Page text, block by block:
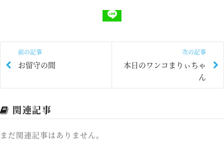
前の記事
お留守の間
次の記事
本日のワンコまりぃちゃ
ん
関連記事
まだ関連記事はありません。